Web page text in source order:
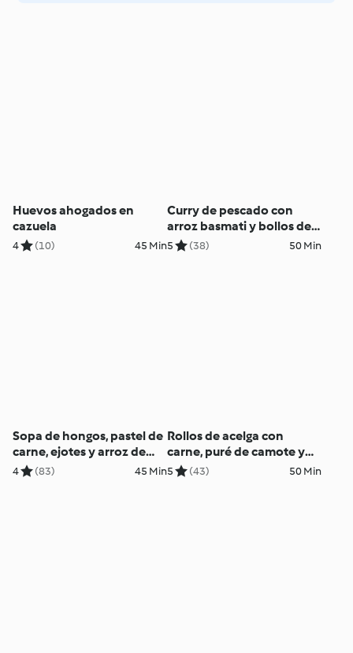
Huevos ahogados en
cazuela
4 (10) 45 Min
Curry de pescado con
arroz basmati y bollos de
yogur al vapor
5 (38) 50 Min
Sopa de hongos, pastel de
carne, ejotes y arroz de
coliflor
4 (83) 45 Min
Rollos de acelga con
carne, puré de camote y
budin de pan
5 (43) 50 Min